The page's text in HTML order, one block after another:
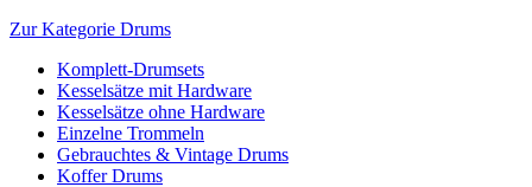
Zur Kategorie Drums
Komplett-Drumsets
Kesselsätze mit Hardware
Kesselsätze ohne Hardware
Einzelne Trommeln
Gebrauchtes & Vintage Drums
Koffer Drums